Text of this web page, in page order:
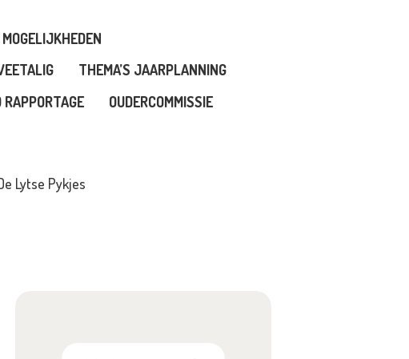
THEMA’S JAARPLANNING
RAPPORTAGE
OUDERCOMMISSIE
Lytse Pykjes